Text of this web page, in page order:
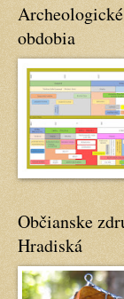
Archeologické
obdobia
Občianske
Hradiská